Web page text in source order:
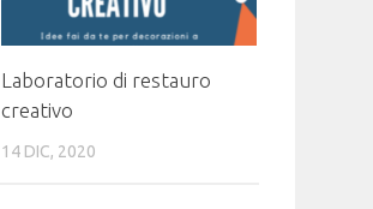
Laboratorio di restauro
creativo
14 DIC, 2020